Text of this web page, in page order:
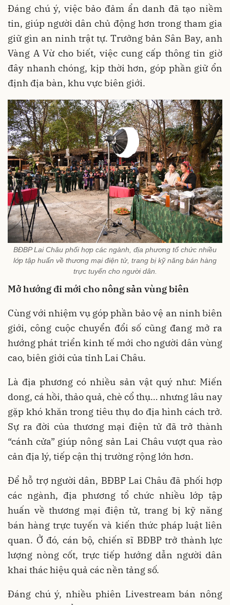
Đáng chú ý, việc bảo đảm ẩn danh đã tạo niềm
tin, giúp người dân chủ động hơn trong tham gia
giữ gìn an ninh trật tự. Trưởng bản Sân Bay, anh
Vàng A Vừ cho biết, việc cung cấp thông tin giờ
đây nhanh chóng, kịp thời hơn, góp phần giữ ổn
định địa bàn, khu vực biên giới.
BĐBP Lai Châu phối hợp các ngành, địa phương tổ chức nhiều
lớp tập huấn về thương mại điện tử, trang bị kỹ năng bán hàng
trực tuyến cho người dân.
Mở hướng đi mới cho nông sản vùng biên
Cùng với nhiệm vụ góp phần bảo vệ an ninh biên
giới, công cuộc chuyển đổi số cũng đang mở ra
hướng phát triển kinh tế mới cho người dân vùng
cao, biên giới của tỉnh Lai Châu.
Là địa phương có nhiều sản vật quý như: Miến
dong, cá hồi, thảo quả, chè cổ thụ… nhưng lâu nay
gặp khó khăn trong tiêu thụ do địa hình cách trở.
Sự ra đời của thương mại điện tử đã trở thành
“cánh cửa” giúp nông sản Lai Châu vượt qua rào
cản địa lý, tiếp cận thị trường rộng lớn hơn.
Để hỗ trợ người dân, BĐBP Lai Châu đã phối hợp
các ngành, địa phương tổ chức nhiều lớp tập
huấn về thương mại điện tử, trang bị kỹ năng
bán hàng trực tuyến và kiến thức pháp luật liên
quan. Ở đó, cán bộ, chiến sĩ BĐBP trở thành lực
lượng nòng cốt, trực tiếp hướng dẫn người dân
khai thác hiệu quả các nền tảng số.
Đáng chú ý, nhiều phiên Livestream bán nông